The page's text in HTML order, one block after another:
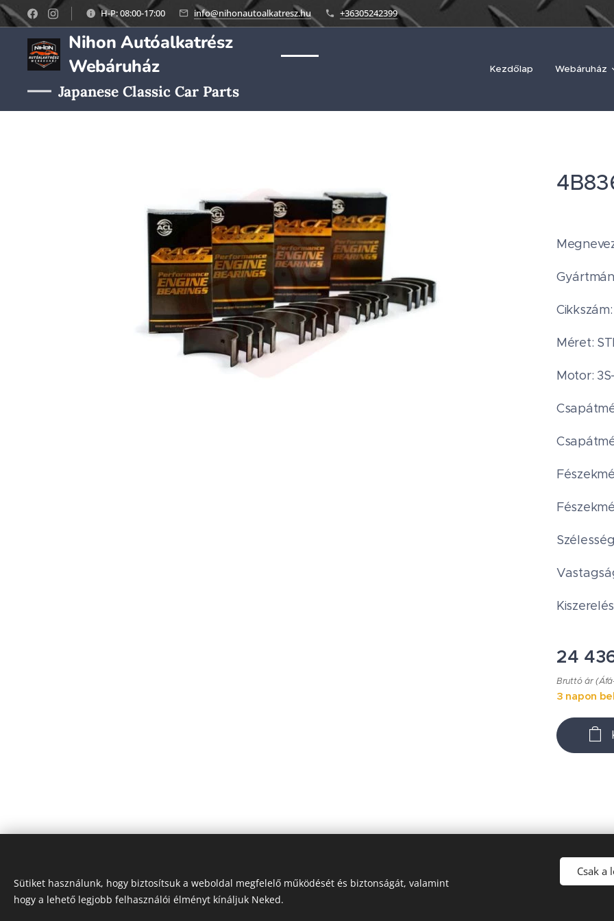
H-P: 08:00-17:00 info@nihonautoalkatresz.hu +36305242399
Nihon Autóalkatrész
Webáruház
Japanese Classic Car Parts
Kezdőlap Webáruház
Méret:
Motor:
24
Bruttó ár
3 napon
Sütiket használunk, hogy biztosítsuk a weboldal megfelelő működését és biztonságát, valamint
hogy a lehető legjobb felhasználói élményt kínáljuk Neked.
Csak a